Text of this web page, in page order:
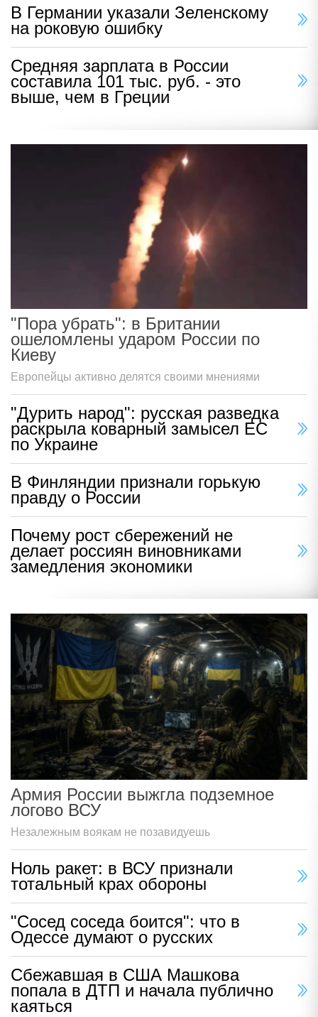
В Германии указали Зеленскому
на роковую ошибку
Средняя зарплата в России
составила 101 тыс. руб. - это
выше, чем в Греции
"Пора убрать": в Британии
ошеломлены ударом России по
Киеву
Европейцы активно делятся своими мнениями
"Дурить народ": русская разведка
раскрыла коварный замысел ЕС
по Украине
В Финляндии признали горькую
правду о России
Почему рост сбережений не
делает россиян виновниками
замедления экономики
Армия России выжгла подземное
логово ВСУ
Незалежным воякам не позавидуешь
Ноль ракет: в ВСУ признали
тотальный крах обороны
"Сосед соседа боится": что в
Одессе думают о русских
Сбежавшая в США Машкова
попала в ДТП и начала публично
каяться